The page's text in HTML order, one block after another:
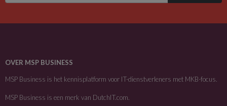
OVER MSP BUSINESS
MSP Business is het kennisplatform voor IT-dienstverleners met MKB-focus.
MSP Business is een merk van DutchIT.com.